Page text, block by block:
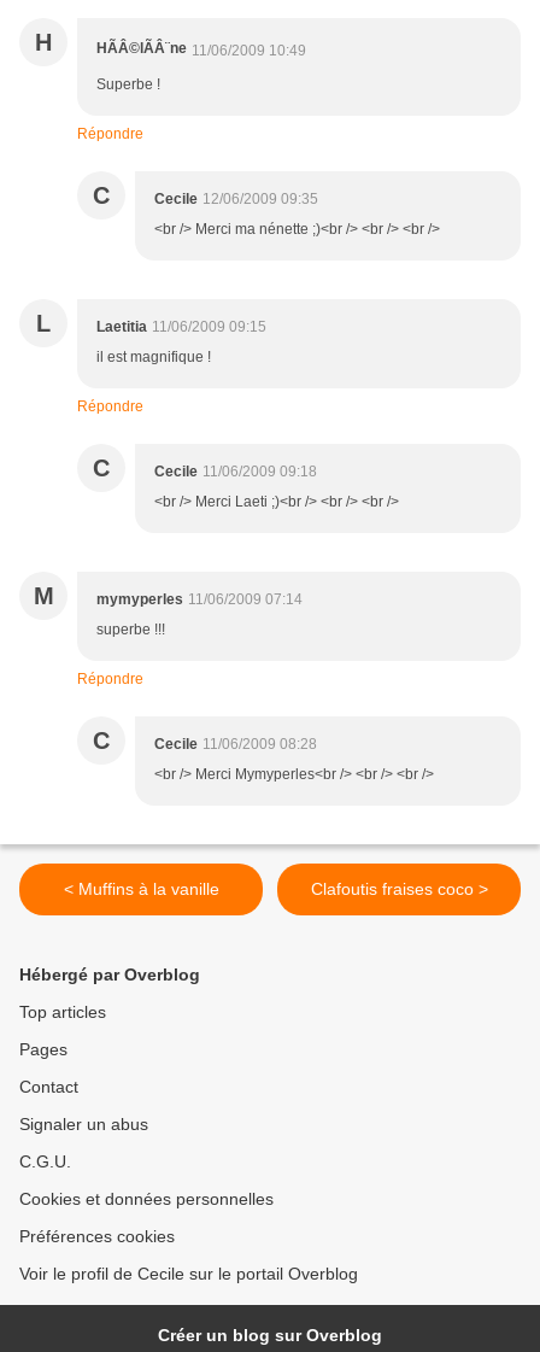
H HÃÂ©lÃÂ¨ne 11/06/2009 10:49
Superbe !
Répondre
C Cecile 12/06/2009 09:35
<br /> Merci ma nénette ;)<br /> <br /> <br />
L Laetitia 11/06/2009 09:15
il est magnifique !
Répondre
C Cecile 11/06/2009 09:18
<br /> Merci Laeti ;)<br /> <br /> <br />
M mymyperles 11/06/2009 07:14
superbe !!!
Répondre
C Cecile 11/06/2009 08:28
<br /> Merci Mymyperles<br /> <br /> <br />
< Muffins à la vanille Clafoutis fraises coco >
Hébergé par Overblog
Top articles
Pages
Contact
Signaler un abus
C.G.U.
Cookies et données personnelles
Préférences cookies
Voir le profil de Cecile sur le portail Overblog
Créer un blog sur Overblog